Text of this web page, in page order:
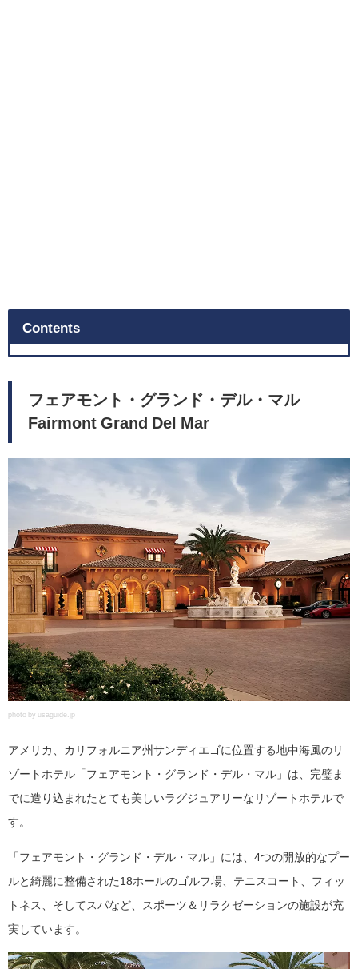
Contents
フェアモント・グランド・デル・マル
Fairmont Grand Del Mar
photo by usaguide.jp
アメリカ、カリフォルニア州サンディエゴに位置する地中海風のリ
ゾートホテル「フェアモント・グランド・デル・マル」は、完璧ま
でに造り込まれたとても美しいラグジュアリーなリゾートホテルで
す。
「フェアモント・グランド・デル・マル」には、4つの開放的なプー
ルと綺麗に整備された18ホールのゴルフ場、テニスコート、フィッ
トネス、そしてスパなど、スポーツ＆リラクゼーションの施設が充
実しています。